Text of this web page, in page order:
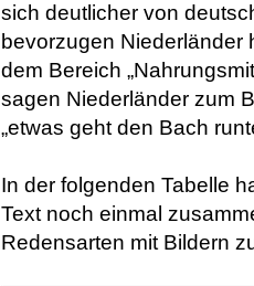
sich deutlicher von
bevorzugen Niederländer
dem Bereich
sagen Niederländer zum
„etwas geht den Bach
In der folgenden Tabelle
Text noch einmal
Redensarten mit Bildern